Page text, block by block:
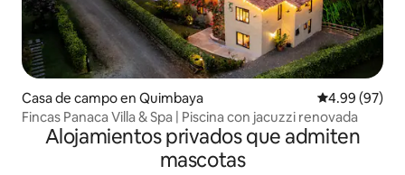
Casa de campo en Quimbaya Calificación
4.99 (97)
Fincas Panaca Villa & Spa | Piscina con jacuzzi renovada
Alojamientos privados que admiten
mascotas